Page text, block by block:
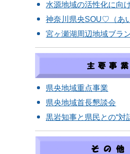
水源地域の活性化に向
神奈川県央SOU♡（あ
宮ヶ瀬湖周辺地域ブラ
県央地域重点事業
県央地域首長懇談会
黒岩知事と県民との“対